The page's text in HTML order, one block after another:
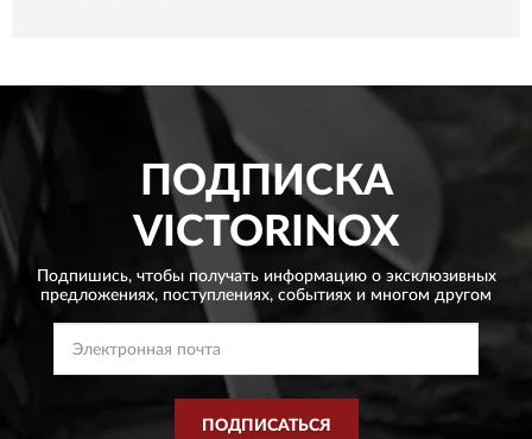
ПОДПИСКА
VICTORINOX
Подпишись, чтобы получать информацию о эксклюзивных
предложениях, поступлениях, событиях и многом другом
ПОДПИСАТЬСЯ